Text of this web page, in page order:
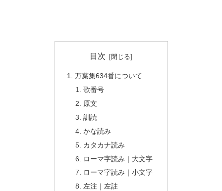
目次
万葉集634番について
歌番号
原文
訓読
かな読み
カタカナ読み
ローマ字読み｜大文字
ローマ字読み｜小文字
左注｜左註